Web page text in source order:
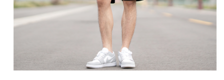
※ 交易是否成功請以「AFTEE先享後付 」之結帳頁面顯示為準，若有關於
是否繳費成功／繳費後需取消欲退款等相關疑問，請聯繫「AFTEE先享後付
客戶支援中心」
https://netprotections.freshdesk.com/support/home
１．透過由恩沛科技股份有限公司提供之「AFTEE先享後付」服務完成之交
易，需依本服務之必要範圍內提供個人資料，並將交易相關給付款項請求債
權轉讓予恩沛科技股份有限公司。
先付款後7-11取貨
每筆NT$80，滿NT$1,800(含以上)免運費
每筆NT$120，滿NT$3,000(含以上)免運費